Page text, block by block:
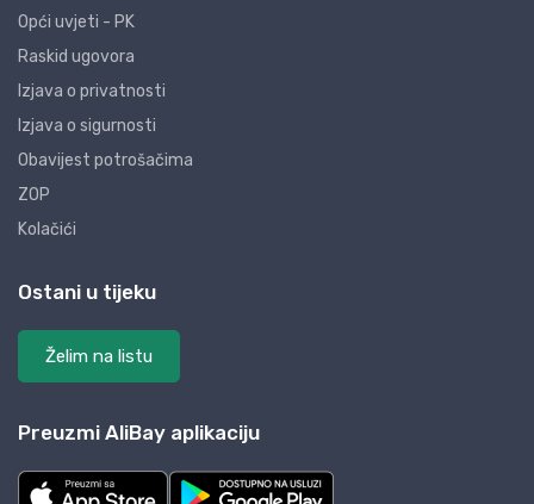
Opći uvjeti - PK
Raskid ugovora
Izjava o privatnosti
Izjava o sigurnosti
Obavijest potrošačima
ZOP
Kolačići
Ostani u tijeku
Želim na listu
Preuzmi AliBay aplikaciju